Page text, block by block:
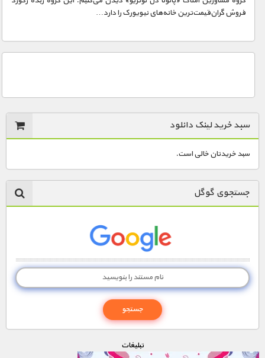
فروش گران‌قیمت‌ترین خانه‌های نیویورک را دارد…
سبد خرید لینک دانلود
سبد خریدتان خالی است.
جستجوی گوگل
تبليغات